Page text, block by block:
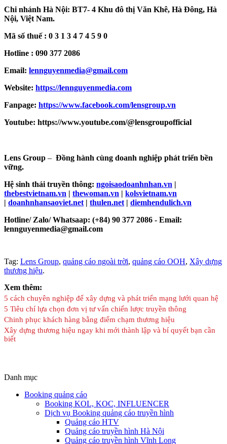
Chi nhánh Hà Nội: BT7- 4 Khu đô thị Văn Khê, Hà Đông, Hà
Nội, Việt Nam.
Mã số thuế : 0 3 1 3 4 7 4 5 9 0
Hotline : 090 377 2086
Email: lennguyenmedia@gmail.com
Website: https://lennguyenmedia.com
Fanpage: https://www.facebook.com/lensgroup.vn
Youtube: https://www.youtube.com/@lensgroupofficial
Lens Group – Đồng hành cùng doanh nghiệp phát triển bền
vững.
Hệ sinh thái truyền thông: ngoisaodoanhnhan.vn |
thebestvietnam.vn | thewoman.vn | kolsvietnam.vn
| doanhnhansaoviet.net | thulen.net | diemhendulich.vn
Hotline/ Zalo/ Whatsaap: (+84) 90 377 2086 - Email:
lennguyenmedia@gmail.com
Tag: Lens Group, quảng cáo ngoài trời, quảng cáo OOH, Xây dựng
thương hiệu.
Xem thêm:
5 cách chuyên nghiệp để xây dựng và phát triển mạng lưới quan hệ
5 Tiêu chí lựa chọn đơn vị tư vấn chiến lược truyền thông
Chinh phục khách hàng bằng điểm chạm thương hiệu
Xây dựng thương hiệu ngay khi mới thành lập và bí quyết bạn cần
biết
Danh mục
Booking quảng cáo
Booking KOL, KOC, INFLUENCER
Dịch vụ Booking quảng cáo truyền hình
Quảng cáo HTV
Quảng cáo truyền hình Hà Nội
Quảng cáo truyền hình Vĩnh Long